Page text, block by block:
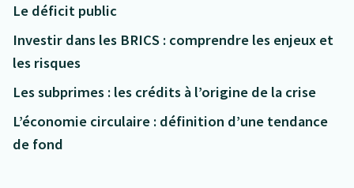
Le déficit public
Investir dans les BRICS : comprendre les enjeux et
les risques
Les subprimes : les crédits à l’origine de la crise
L’économie circulaire : définition d’une tendance
de fond